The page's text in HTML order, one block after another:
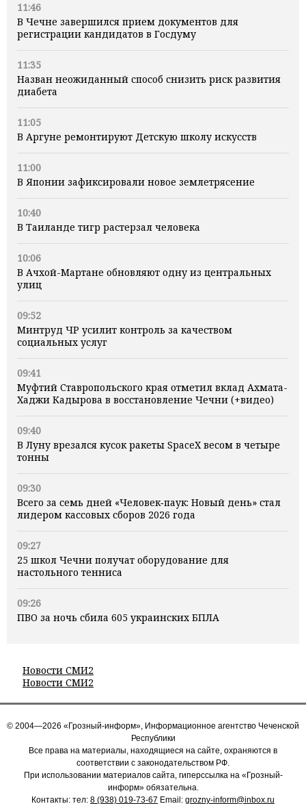
11:46
В Чечне завершился прием документов для
регистрации кандидатов в Госдуму
11:35
Назван неожиданный способ снизить риск развития
диабета
11:05
В Аргуне ремонтируют Детскую школу искусств
11:00
В Японии зафиксировали новое землетрясение
10:40
В Таиланде тигр растерзал человека
10:06
В Ачхой-Мартане обновляют одну из центральных
улиц
09:52
Минтруд ЧР усилит контроль за качеством
социальных услуг
09:41
Муфтий Ставропольского края отметил вклад Ахмата-
Хаджи Кадырова в восстановление Чечни (+видео)
09:40
В Луну врезался кусок ракеты SpaceX весом в четыре
тонны
09:30
Всего за семь дней «Человек‑паук: Новый день» стал
лидером кассовых сборов 2026 года
09:27
25 школ Чечни получат оборудование для
настольного тенниса
09:26
ПВО за ночь сбила 605 украинских БПЛА
Новости СМИ2
Новости СМИ2
© 2004—2026 «Грозный-информ», Информационное агентство Чеченской
Республики
Все права на материалы, находящиеся на сайте, охраняются в
соответствии с законодательством РФ.
При использовании материалов сайта, гиперссылка на «Грозный-
информ» обязательна.
Контакты: тел: 8 (938) 019-73-67 Email: grozny-inform@inbox.ru